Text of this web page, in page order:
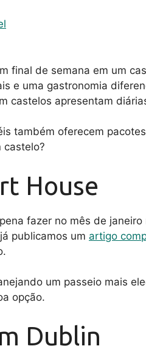
final de semana em um
e uma gastronomia
castelos apresentam
também oferecem
castelo?
House
fazer no mês de
publicamos um artigo
um passeio mais
opção.
Dublin